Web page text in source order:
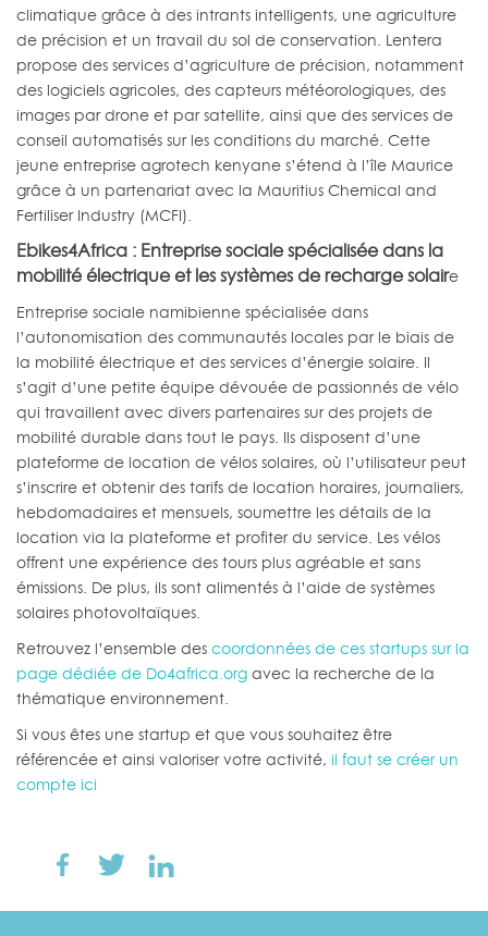
climatique grâce à des intrants intelligents, une agriculture
de précision et un travail du sol de conservation. Lentera
propose des services d’agriculture de précision, notamment
des logiciels agricoles, des capteurs météorologiques, des
images par drone et par satellite, ainsi que des services de
conseil automatisés sur les conditions du marché. Cette
jeune entreprise agrotech kenyane s’étend à l’île Maurice
grâce à un partenariat avec la Mauritius Chemical and
Fertiliser Industry (MCFI).
Ebikes4Africa : Entreprise sociale spécialisée dans la
mobilité électrique et les systèmes de recharge solaire
Entreprise sociale namibienne spécialisée dans
l’autonomisation des communautés locales par le biais de
la mobilité électrique et des services d’énergie solaire. Il
s’agit d’une petite équipe dévouée de passionnés de vélo
qui travaillent avec divers partenaires sur des projets de
mobilité durable dans tout le pays. Ils disposent d’une
plateforme de location de vélos solaires, où l’utilisateur peut
s’inscrire et obtenir des tarifs de location horaires, journaliers,
hebdomadaires et mensuels, soumettre les détails de la
location via la plateforme et profiter du service. Les vélos
offrent une expérience des tours plus agréable et sans
émissions. De plus, ils sont alimentés à l’aide de systèmes
solaires photovoltaïques.
Retrouvez l’ensemble des coordonnées de ces startups sur la
page dédiée de Do4africa.org avec la recherche de la
thématique environnement.
Si vous êtes une startup et que vous souhaitez être
référencée et ainsi valoriser votre activité, il faut se créer un
compte ici